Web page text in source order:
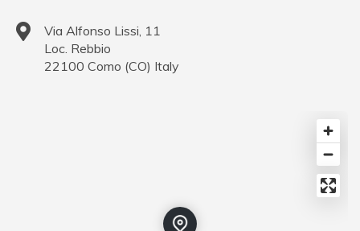
Via Alfonso Lissi, 11
Loc. Rebbio
22100 Como (CO) Italy